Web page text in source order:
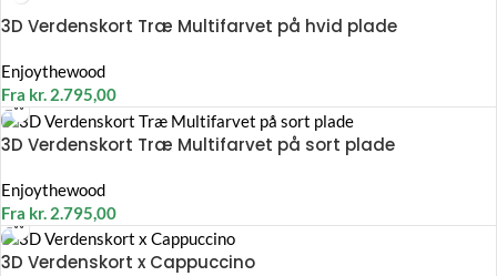
3D Verdenskort Træ Multifarvet på hvid plade
Enjoythewood
Fra kr. 2.795,00
3D Verdenskort Træ Multifarvet på sort plade
Enjoythewood
Fra kr. 2.795,00
3D Verdenskort x Cappuccino